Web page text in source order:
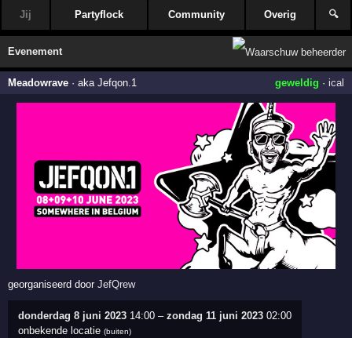
Jij Partyflock Community Overig 🔍
Evenement
Meadowrave ·aka Jefqon.1 geweldig · ical
georganiseerd doorJefQrew
donderdag 8 juni 2023 14:00 –zondag 11 juni 2023 02:00
onbekende locatie (buiten)